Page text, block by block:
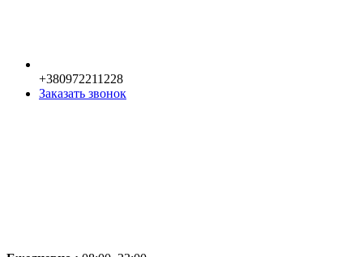
+380972211228
Заказать звонок